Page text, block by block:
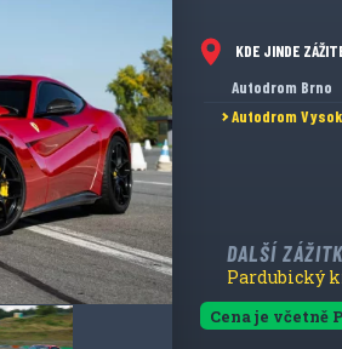
KDE JINDE
Autodrom Brno
Autodrom
DALŠÍ
Pardubický
Cena je včetně